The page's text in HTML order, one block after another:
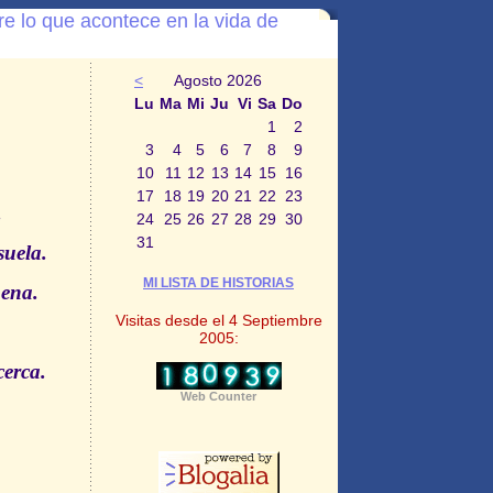
lo que acontece en la vida de
<
Agosto 2026
Lu Ma Mi Ju Vi Sa Do
1
2
3
4 5 6 7 8
9
10
11 12 13 14 15 16
17
18 19 20 21 22
23
24
25 26 27 28 29 30
31
MI LISTA DE HISTORIAS
Visitas desde el 4 Septiembre
2005:
Web Counter